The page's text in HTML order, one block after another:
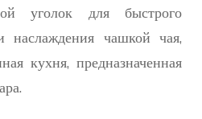
фото
и
уголок для быстрого
наслаждения чашкой чая,
кухня, предназначенная